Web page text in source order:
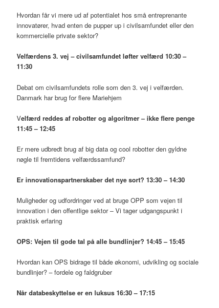
Hvordan får vi mere ud af potentialet hos små entreprenante
innovatører, hvad enten de pupper up i civilsamfundet eller den
kommercielle private sektor?
Velfærdens 3. vej – civilsamfundet løfter velfærd 10:30 –
11:30
Debat om civilsamfundets rolle som den 3. vej i velfærden.
Danmark har brug for flere Mariehjem
Velfærd reddes af robotter og algoritmer – ikke flere penge
11:45 – 12:45
Er mere udbredt brug af big data og cool robotter den gyldne
nøgle til fremtidens velfærdssamfund?
Er innovationspartnerskaber det nye sort? 13:30 – 14:30
Muligheder og udfordringer ved at bruge OPP som vejen til
innovation i den offentlige sektor – Vi tager udgangspunkt i
praktisk erfaring
OPS: Vejen til gode tal på alle bundlinjer? 14:45 – 15:45
Hvordan kan OPS bidrage til både økonomi, udvikling og sociale
bundlinjer? – fordele og faldgruber
Når databeskyttelse er en luksus 16:30 – 17:15